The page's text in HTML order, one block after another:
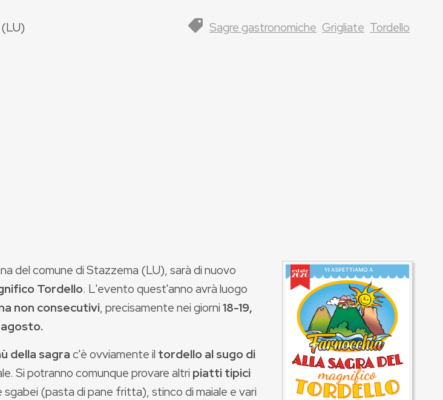
(LU) Sagre gastronomiche Grigliate Tordello
del comune di Stazzema (LU), sarà di nuovo
Tordello. L'evento quest'anno avrà luogo
non consecutivi, precisamente nei giorni18-19,
della sagrac'è ovviamente il tordello al sugo di
Si potranno comunque provare altri piatti tipici
sgabei (pasta di pane fritta), stinco di maiale e vari